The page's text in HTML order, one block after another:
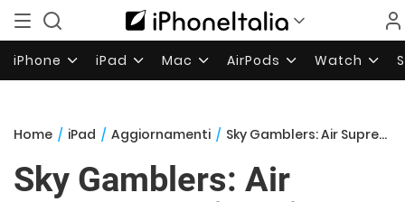
iPhone iPad Mac AirPods Watch
Home / iPad / Aggiornamenti / Sky Gamblers: Air Supremacy si aggiorna con nuovi aerei, miglioramenti ed altri contenuti
Sky Gamblers: Air